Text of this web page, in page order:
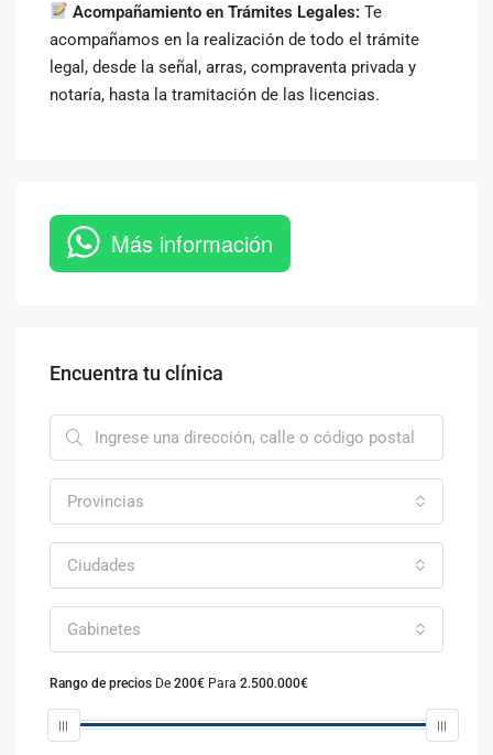
Acompañamiento en Trámites Legales:Te
acompañamos en la realización de todo el trámite
legal, desde la señal, arras, compraventa privada y
notaría, hasta la tramitación de las licencias.
Más información
Encuentra tu clínica
Provincias
Ciudades
Gabinetes
Rango de precios De 200€ Para 2.500.000€